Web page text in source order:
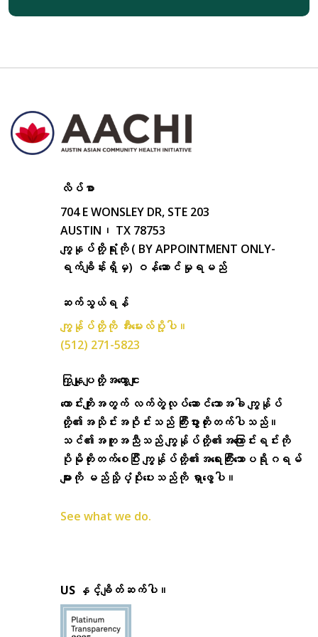
လိပ်စာ
704 E WONSLEY DR, STE 203
AUSTIN၊ TX 78753
ကျွနုပ်တို့ရုံးကို ( BY APPOINTMENT ONLY-
ရက်ချိန်းရှိမှ) ဝန်ဆောင်မှုရမည်
ဆက်သွယ်ရန်
ကျွန်ုပ်တို့ကို အီးမေးလ်ပို့ပါ။
(512) 271-5823
ကြှနျုပျတို့အကွောငျး
ကောင်းကျိုးအတွက် လက်တွဲလုပ်ဆောင်သောအခါ ကျွန်ုပ်
တို့၏အသိုင်းအဝိုင်းသည် ကြီးပွားတိုးတက်ပါသည်။
သင်၏အကူအညီသည် ကျွန်ုပ်တို့၏အကြောင်းရင်းကို
ပိုမိုတိုးတက်စေပြီး ကျွန်ုပ်တို့၏အရေးကြီးသောပရိုဂရမ်
များကို မည်သို့ပံ့ပိုးပေးသည်ကို ရှာဖွေပါ။
See what we do.
US နှင့်ချိတ်ဆက်ပါ။